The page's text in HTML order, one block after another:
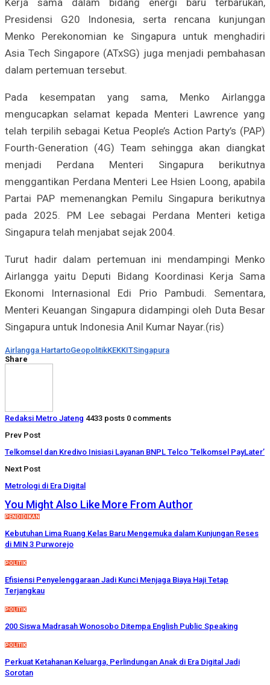
Presidensi G20 Indonesia, serta rencana kunjungan
Menko Perekonomian ke Singapura untuk menghadiri
Asia Tech Singapore (ATxSG) juga menjadi pembahasan
dalam pertemuan tersebut.
Pada kesempatan yang sama, Menko Airlangga
mengucapkan selamat kepada Menteri Lawrence yang
telah terpilih sebagai Ketua People’s Action Party’s (PAP)
Fourth-Generation (4G) Team sehingga akan diangkat
menjadi Perdana Menteri Singapura berikutnya
menggantikan Perdana Menteri Lee Hsien Loong, apabila
Partai PAP memenangkan Pemilu Singapura berikutnya
pada 2025. PM Lee sebagai Perdana Menteri ketiga
Singapura telah menjabat sejak 2004.
Turut hadir dalam pertemuan ini mendampingi Menko
Airlangga yaitu Deputi Bidang Koordinasi Kerja Sama
Ekonomi Internasional Edi Prio Pambudi. Sementara,
Menteri Keuangan Singapura didampingi oleh Duta Besar
Singapura untuk Indonesia Anil Kumar Nayar.(ris)
Airlangga HartartoGeopolitikKEKKITSingapura
Share
Redaksi Metro Jateng 4433 posts 0 comments
Prev Post
Telkomsel dan Kredivo Inisiasi Layanan BNPL Telco ‘Telkomsel PayLater’
Next Post
Metrologi di Era Digital
You Might Also Like More From Author
PENDIDIKAN
Kebutuhan Lima Ruang Kelas Baru Mengemuka dalam Kunjungan Reses
di MIN 3 Purworejo
POLITIK
Efisiensi Penyelenggaraan Jadi Kunci Menjaga Biaya Haji Tetap
Terjangkau
POLITIK
200 Siswa Madrasah Wonosobo Ditempa English Public Speaking
POLITIK
Perkuat Ketahanan Keluarga, Perlindungan Anak di Era Digital Jadi
Sorotan